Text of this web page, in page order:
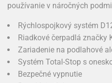
používanie v náročných
Rýchlospojkový systém
Riadkové čerpadlá značky
Zariadenie na podlahové
Systém Total-Stop s
Bezpečné vypnutie